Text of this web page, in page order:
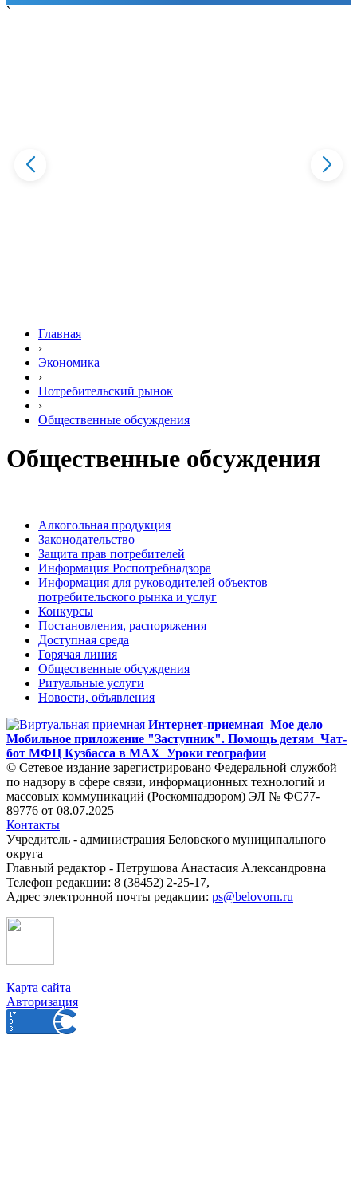
`
Главная
›
Экономика
›
Потребительский рынок
›
Общественные обсуждения
Общественные обсуждения
Алкогольная продукция
Законодательство
Защита прав потребителей
Информация Роспотребнадзора
Информация для руководителей объектов
потребительского рынка и услуг
Конкурсы
Постановления, распоряжения
Доступная среда
Горячая линия
Общественные обсуждения
Ритуальные услуги
Новости, объявления
Интернет-приемная Мое дело
Мобильное приложение "Заступник". Помощь детям Чат-
бот МФЦ Кузбасса в MAX Уроки географии
© Сетевое издание зарегистрировано Федеральной службой
по надзору в сфере связи, информационных технологий и
массовых коммуникаций (Роскомнадзором) ЭЛ № ФС77-
89776 от 08.07.2025
Контакты
Учредитель - администрация Беловского муниципального
округа
Главный редактор - Петрушова Анастасия Александровна
Телефон редакции: 8 (38452) 2-25-17,
Адрес электронной почты редакции: ps@belovorn.ru
Карта сайта
Авторизация